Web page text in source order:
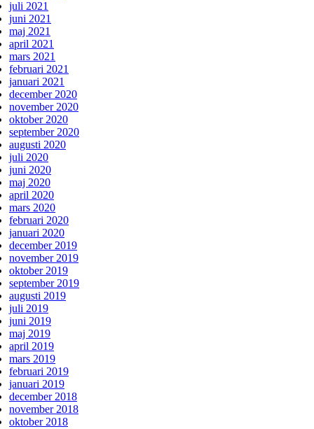
juli 2021
juni 2021
maj 2021
april 2021
mars 2021
februari 2021
januari 2021
december 2020
november 2020
oktober 2020
september 2020
augusti 2020
juli 2020
juni 2020
maj 2020
april 2020
mars 2020
februari 2020
januari 2020
december 2019
november 2019
oktober 2019
september 2019
augusti 2019
juli 2019
juni 2019
maj 2019
april 2019
mars 2019
februari 2019
januari 2019
december 2018
november 2018
oktober 2018